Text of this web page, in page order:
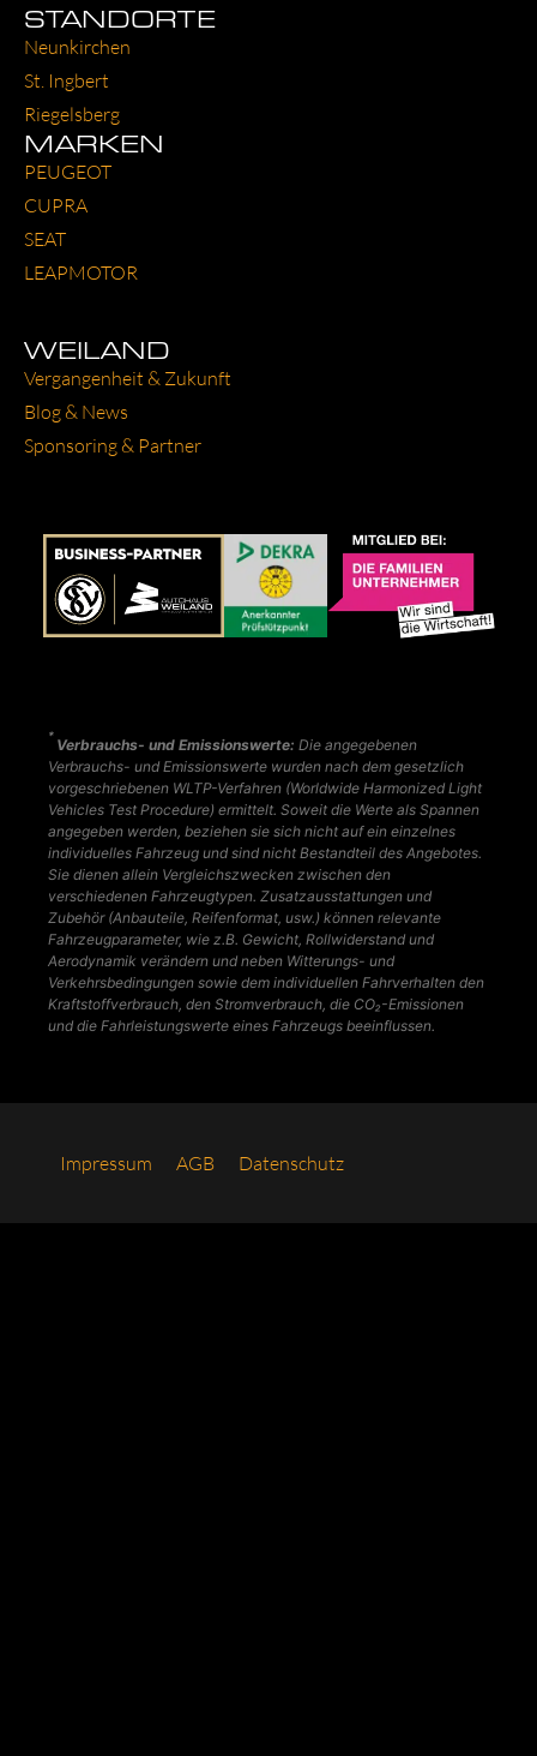
STANDORTE
Neun­kir­chen
St. Ing­bert
Rie­gels­berg
MARKEN
PEU­GEOT
CUP­RA
SEAT
LEAP­MO­TOR
WEILAND
Ver­gan­gen­heit & Zukunft
Blog & News
Spon­so­ring & Part­ner
*
Verbrauchs- und Emissionswerte: Die angegebenen
Verbrauchs- und Emissionswerte wurden nach dem gesetzlich
vorgeschriebenen WLTP-Verfahren (Worldwide Harmonized Light
Vehicles Test Procedure) ermittelt. Soweit die Werte als Spannen
angegeben werden, beziehen sie sich nicht auf ein einzelnes
individuelles Fahrzeug und sind nicht Bestandteil des Angebotes.
Sie dienen allein Vergleichszwecken zwischen den
verschiedenen Fahrzeugtypen. Zusatzausstattungen und
Zubehör (Anbauteile, Reifenformat, usw.) können relevante
Fahrzeugparameter, wie z.B. Gewicht, Rollwiderstand und
Aerodynamik verändern und neben Witterungs- und
Verkehrsbedingungen sowie dem individuellen Fahrverhalten den
Kraftstoffverbrauch, den Stromverbrauch, die CO₂-Emissionen
und die Fahrleistungswerte eines Fahrzeugs beeinflussen.
Impres­sum AGB Daten­schutz